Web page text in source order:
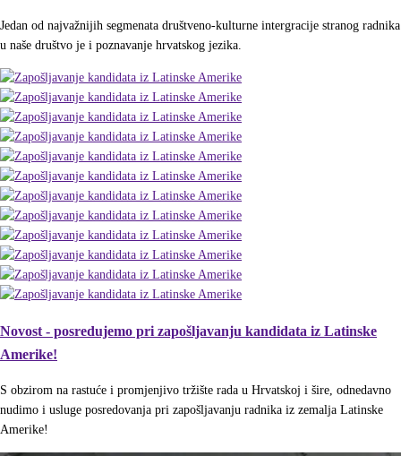
Jedan od najvažnijih segmenata društveno-kulturne intergracije stranog radnika
u naše društvo je i poznavanje hrvatskog jezika.
Novost - posredujemo pri zapošljavanju kandidata iz Latinske
Amerike!
S obzirom na rastuće i promjenjivo tržište rada u Hrvatskoj i šire, odnedavno
nudimo i usluge posredovanja pri zapošljavanju radnika iz zemalja Latinske
Amerike!